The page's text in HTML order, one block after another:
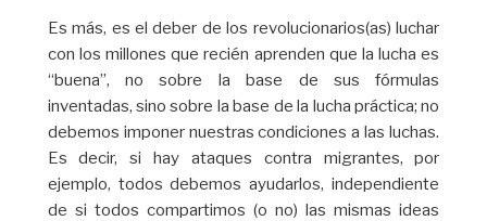
Es más, es el deber de los revolucionarios(as) luchar
con los millones que recién aprenden que la lucha es
“buena”, no sobre la base de sus fórmulas
inventadas, sino sobre la base de la lucha práctica; no
debemos imponer nuestras condiciones a las luchas.
Es decir, si hay ataques contra migrantes, por
ejemplo, todos debemos ayudarlos, independiente
de si todos compartimos (o no) las mismas ideas